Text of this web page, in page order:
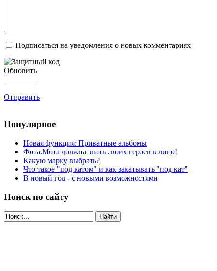
Подписаться на уведомления о новых комментариях
Обновить
Отправить
Популярное
Новая функция: Приватные альбомы
Фота.Мота должна знать своих героев в лицо!
Какую марку выбрать?
Что такое "под катом" и как закатывать "под кат"
В новый год - с новыми возможностями
Поиск по сайту
Найти